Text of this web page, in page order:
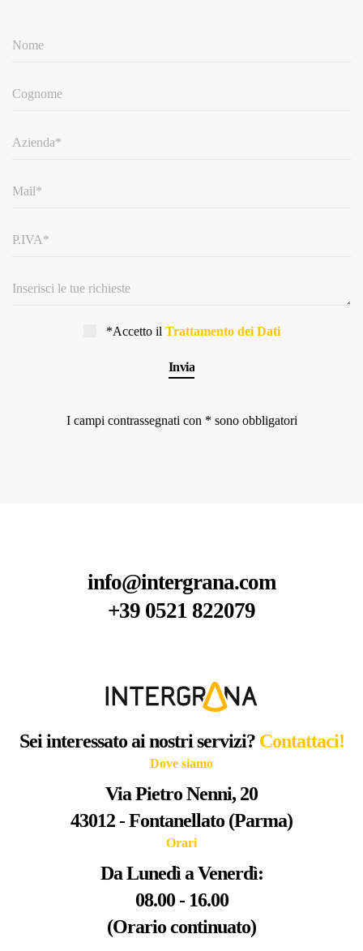
*Accetto il Trattamento dei Dati
I campi contrassegnati con * sono obbligatori
info@intergrana.com
+39 0521 822079
Sei interessato ai nostri servizi? Contattaci!
Dove siamo
Via Pietro Nenni, 20
43012 - Fontanellato (Parma)
Orari
Da Lunedì a Venerdì:
08.00 - 16.00
(Orario continuato)